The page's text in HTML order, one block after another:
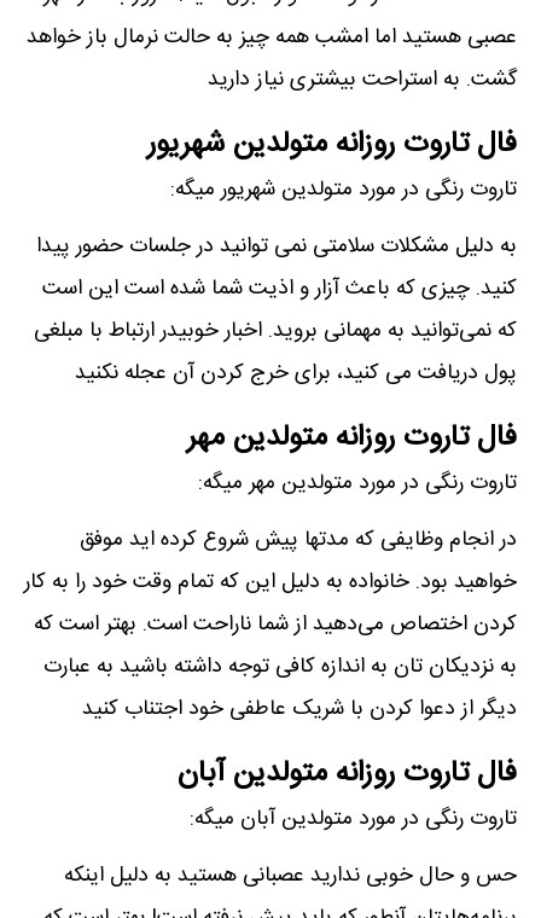
عصبی هستید اما امشب همه چیز به حالت نرمال باز خواهد
گشت. به استراحت بیشتری نیاز دارید
فال تاروت روزانه متولدین شهریور
تاروت رنگی در مورد متولدین شهریور میگه:
به دلیل مشکلات سلامتی نمی توانید در جلسات حضور پیدا
کنید. چیزی که باعث آزار و اذیت شما شده است این است
که نمی‌توانید به مهمانی بروید. اخبار خوبیدر ارتباط با مبلغی
پول دریافت می کنید، برای خرج کردن آن عجله نکنید
فال تاروت روزانه متولدین مهر
تاروت رنگی در مورد متولدین مهر میگه:
در انجام وظایفی که مدتها پیش شروع کرده اید موفق
خواهید بود. خانواده به دلیل این که تمام وقت خود را به کار
کردن اختصاص می‌دهید از شما ناراحت است. بهتر است که
به نزدیکان تان به اندازه کافی توجه داشته باشید به عبارت
دیگر از دعوا کردن با شریک عاطفی خود اجتناب کنید
فال تاروت روزانه متولدین آبان
تاروت رنگی در مورد متولدین آبان میگه:
حس و حال خوبی ندارید عصبانی هستید به دلیل اینکه